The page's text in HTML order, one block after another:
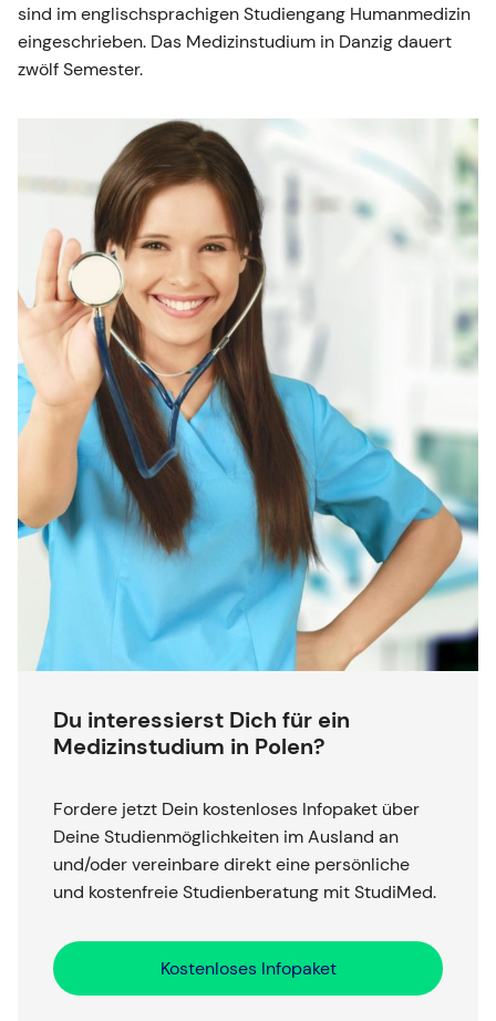
sind im englischsprachigen Studiengang Humanmedizin
eingeschrieben. Das Medizinstudium in Danzig dauert
zwölf Semester.
Du interessierst Dich für ein
Medizinstudium in Polen?
Fordere jetzt Dein kostenloses Infopaket über
Deine Studienmöglichkeiten im Ausland an
und/oder vereinbare direkt eine persönliche
und kostenfreie Studienberatung mit StudiMed.
Kostenloses Infopaket